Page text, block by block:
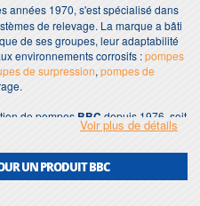
années 1970, s'est spécialisé dans
de relevage. La marque a bâti
de ses groupes, leur adaptabilité
environnements corrosifs :pompes
de surpression, pompes de
de pompes BBC depuis 1976, soit
France et à l'export, installons et
pour professionnels comme
hydrauliques et validation des
Voir plus de détails
UN PRODUIT BBC